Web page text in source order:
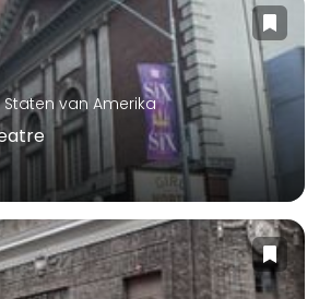
van Amerika